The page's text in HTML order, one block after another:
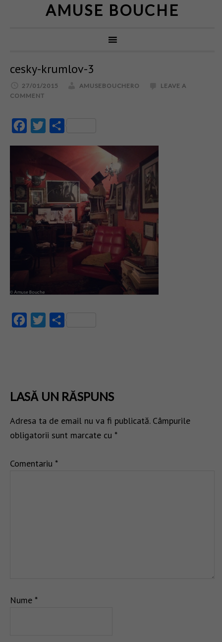
AMUSE BOUCHE
cesky-krumlov-3
27/01/2015 AMUSEBOUCHERO
LEAVE A
COMMENT
FacebookTwitter
FacebookTwitter
LASĂ UN RĂSPUNS
Adresa ta de email nu va fi publicată. Câmpurile
obligatorii sunt marcate cu *
Comentariu *
Nume *